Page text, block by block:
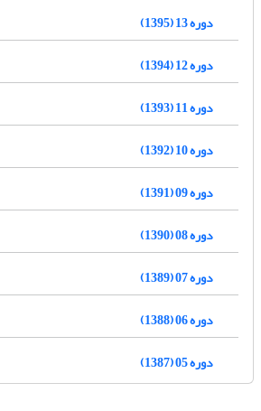
دوره 13 (1395)
دوره 12 (1394)
دوره 11 (1393)
دوره 10 (1392)
دوره 09 (1391)
دوره 08 (1390)
دوره 07 (1389)
دوره 06 (1388)
دوره 05 (1387)